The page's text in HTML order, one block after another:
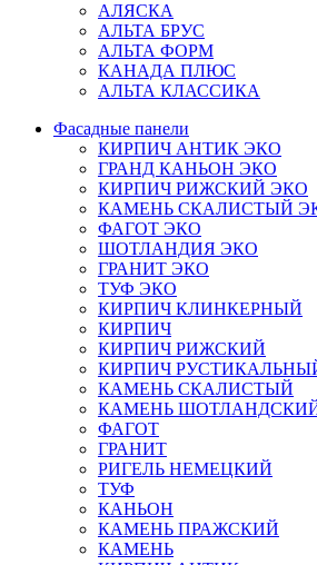
АЛЯСКА
АЛЬТА БРУС
АЛЬТА ФОРМ
КАНАДА ПЛЮС
АЛЬТА КЛАССИКА
Фасадные панели
КИРПИЧ АНТИК ЭКО
ГРАНД КАНЬОН ЭКО
КИРПИЧ РИЖСКИЙ ЭКО
КАМЕНЬ СКАЛИСТЫЙ
ФАГОТ ЭКО
ШОТЛАНДИЯ ЭКО
ГРАНИТ ЭКО
ТУФ ЭКО
КИРПИЧ КЛИНКЕРНЫЙ
КИРПИЧ
КИРПИЧ РИЖСКИЙ
КИРПИЧ
КАМЕНЬ СКАЛИСТЫЙ
КАМЕНЬ
ФАГОТ
ГРАНИТ
РИГЕЛЬ НЕМЕЦКИЙ
ТУФ
КАНЬОН
КАМЕНЬ ПРАЖСКИЙ
КАМЕНЬ